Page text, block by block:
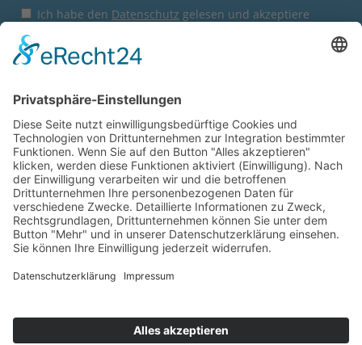
Ich habe den Datenschutz gelesen und akzeptiere
diesen.
Sie sind hier: Startseite
Express-Shop
Anfrage Direktverkauf
© 2026Wilhelm Stolle GmbH
Impressum
AGB Datenschutz
Wie gefällt Ihnen unsere
Geben Sie uns jetzt ein Feedback.